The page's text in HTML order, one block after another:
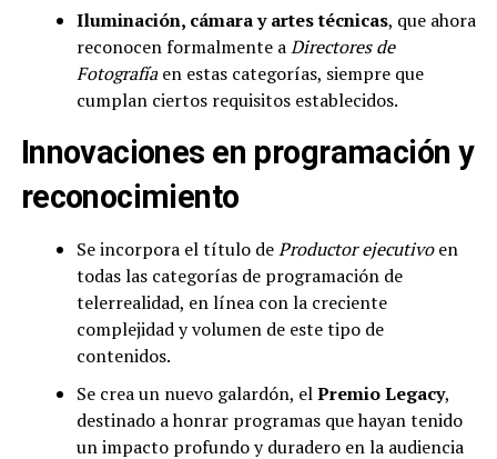
Iluminación, cámara y artes técnicas, que ahora
reconocen formalmente aDirectores de
Fotografíaen estas categorías, siempre que
cumplan ciertos requisitos establecidos.
Innovaciones en programación y
reconocimiento
Se incorpora el título deProductor ejecutivoen
todas las categorías de programación de
telerrealidad, en línea con la creciente
complejidad y volumen de este tipo de
contenidos.
Se crea un nuevo galardón, elPremio Legacy,
destinado a honrar programas que hayan tenido
un impacto profundo y duradero en la audiencia